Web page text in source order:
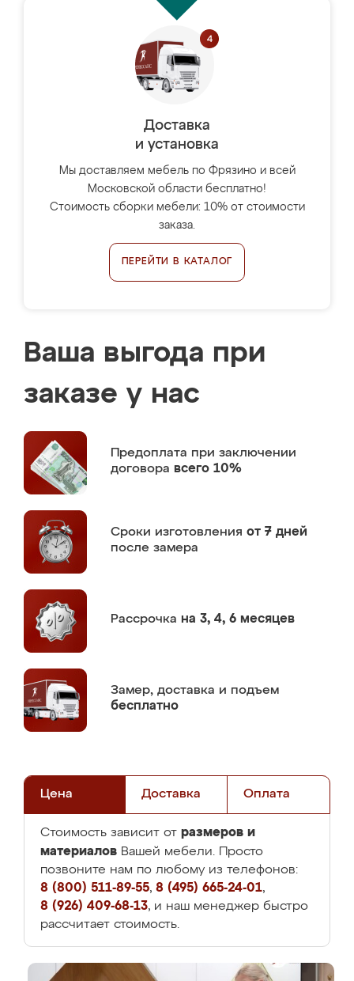
Доставка
и установка
Мы доставляем мебель по Фрязино и всей
Московской области бесплатно!
Стоимость сборки мебели: 10% от стоимости
заказа.
ПЕРЕЙТИ В КАТАЛОГ
Ваша выгода при
заказе у нас
Предоплата при заключении
договора всего 10%
Сроки изготовления от 7 дней
после замера
Рассрочка на 3, 4, 6 месяцев
Замер, доставка и подъем
бесплатно
Цена Доставка Оплата
Стоимость зависит от размеров и
материалов Вашей мебели. Просто
позвоните нам по любому из телефонов:
8 (800) 511-89-55, 8 (495) 665-24-01,
8 (926) 409-68-13, и наш менеджер быстро
рассчитает стоимость.